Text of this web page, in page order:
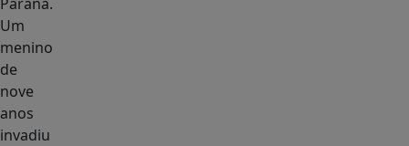
Um
menino
de
nove
anos
invadiu